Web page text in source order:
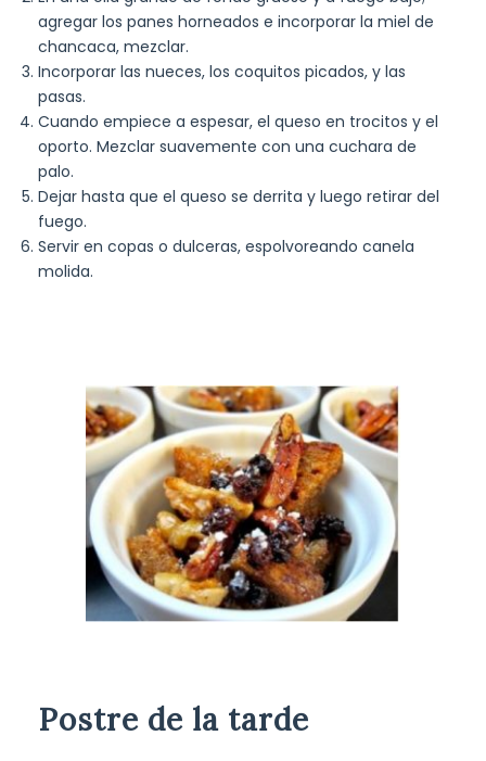
agregar los panes horneados e incorporar la miel de
chancaca, mezclar.
Incorporar las nueces, los coquitos picados, y las
pasas.
Cuando empiece a espesar, el queso en trocitos y el
oporto. Mezclar suavemente con una cuchara de
palo.
Dejar hasta que el queso se derrita y luego retirar del
fuego.
Servir en copas o dulceras, espolvoreando canela
molida.
Postre de la tarde